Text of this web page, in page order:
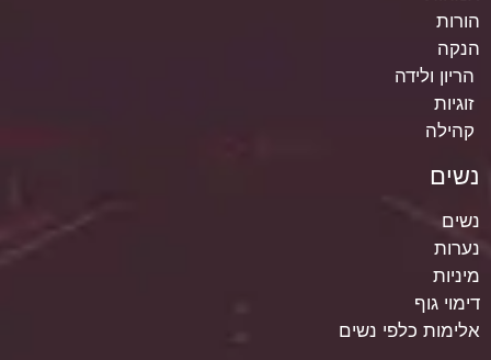
הורות
הנקה
הריון ולידה
זוגיות
קהילה
נשים
נשים
נערות
מיניות
דימוי גוף
אלימות כלפי נשים